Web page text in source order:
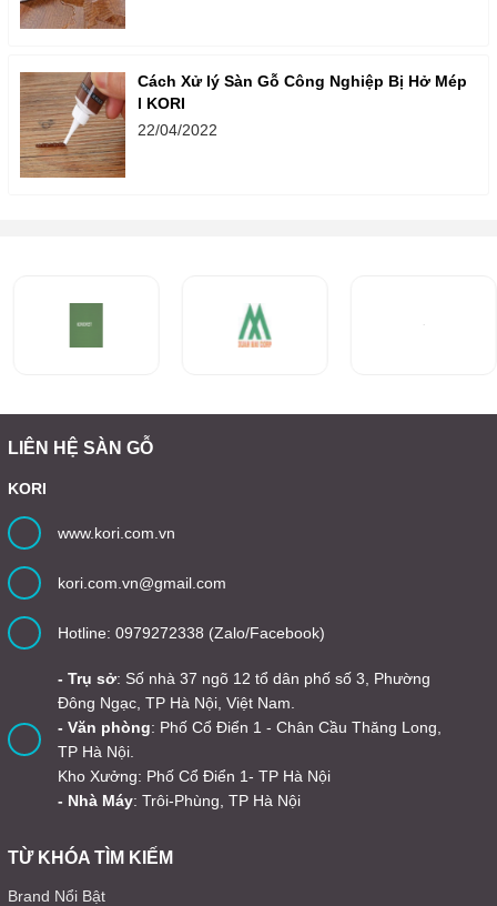
Cách Xử lý Sàn Gỗ Công Nghiệp Bị Hở Mép
l KORI
22/04/2022
LIÊN HỆ SÀN GỖ
KORI
www.kori.com.vn
kori.com.vn@gmail.com
Hotline: 0979272338 (Zalo/Facebook)
- Trụ sở: Số nhà 37 ngõ 12 tổ dân phố số 3, Phường
Đông Ngạc, TP Hà Nội, Việt Nam.
- Văn phòng: Phố Cổ Điển 1 - Chân Cầu Thăng Long,
TP Hà Nội.
Kho Xưởng: Phố Cổ Điển 1- TP Hà Nội
- Nhà Máy: Trôi-Phùng, TP Hà Nội
TỪ KHÓA TÌM KIẾM
Brand Nổi Bật